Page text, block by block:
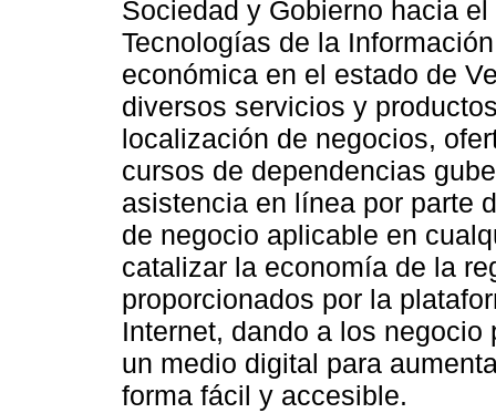
Sociedad y Gobierno hacia
Tecnologías de la
económica en el estado de
diversos servicios y
localización de negocios,
cursos de dependencias
asistencia en línea por parte
de negocio aplicable en
catalizar la economía de la
proporcionados por la
Internet, dando a los
un medio digital para
forma fácil y accesible.